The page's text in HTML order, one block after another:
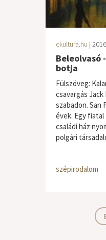
ekultura.hu |
Beleolvasó
botja
Fülszöveg:
csavargás
szabadon. San
évek. Egy
családi ház
polgári
szépirodalom